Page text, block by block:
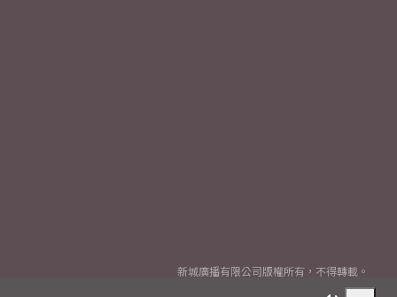
新城廣播有限公司版權所有，不得轉載。
2026© Metro Broadcast Corporation Limited. All rights reserved.